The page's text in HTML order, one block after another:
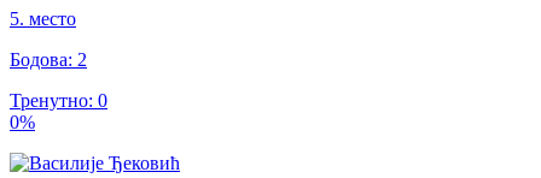
5. место
Бодова: 2
Тренутно: 0
0%